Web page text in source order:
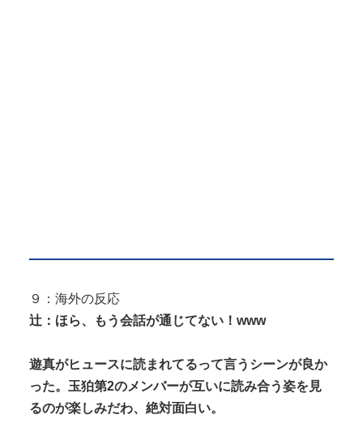
９：海外の反応
辻：ほら、もう会話が通じてない！www
遊真がヒュースに読まれてるって言うシーンが良か
った。玉狛第2のメンバーが互いに読み合う姿を見
るのが楽しみだわ、絶対面白い。